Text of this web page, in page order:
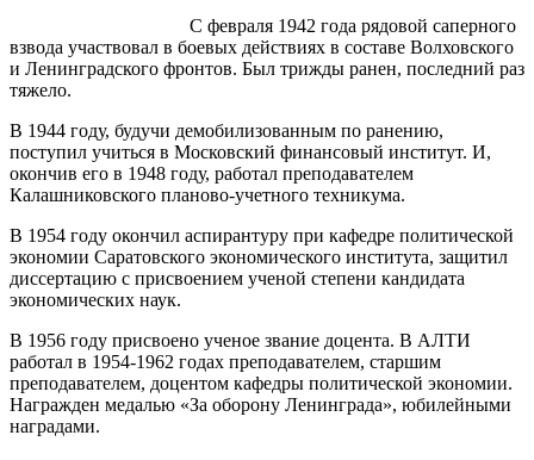
С февраля 1942 года рядовой саперного
взвода участвовал в боевых действиях в составе Волховского
и Ленинградского фронтов. Был трижды ранен, последний раз
тяжело.
В 1944 году, будучи демобилизованным по ранению,
поступил учиться в Московский финансовый институт. И,
окончив его в 1948 году, работал преподавателем
Калашниковского планово-учетного техникума.
В 1954 году окончил аспирантуру при кафедре политической
экономии Саратовского экономического института, защитил
диссертацию с присвоением ученой степени кандидата
экономических наук.
В 1956 году присвоено ученое звание доцента. В АЛТИ
работал в 1954-1962 годах преподавателем, старшим
преподавателем, доцентом кафедры политической экономии.
Награжден медалью «За оборону Ленинграда», юбилейными
наградами.